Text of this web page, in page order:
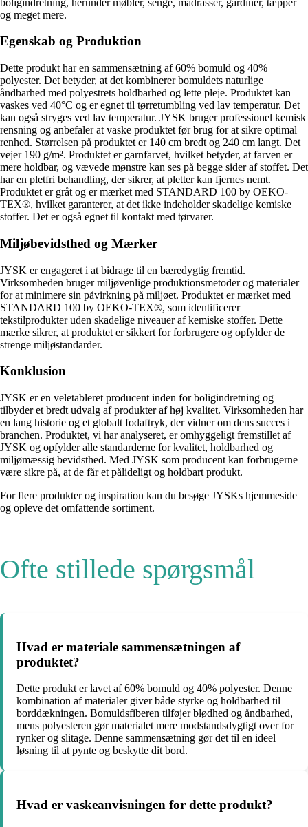
og meget mere.
Egenskab og Produktion
Dette produkt har en sammensætning af 60% bomuld og 40%
polyester. Det betyder, at det kombinerer bomuldets naturlige
åndbarhed med polyestrets holdbarhed og lette pleje. Produktet kan
vaskes ved 40°C og er egnet til tørretumbling ved lav temperatur. Det
kan også stryges ved lav temperatur. JYSK bruger professionel kemisk
rensning og anbefaler at vaske produktet før brug for at sikre optimal
renhed. Størrelsen på produktet er 140 cm bredt og 240 cm langt. Det
vejer 190 g/m². Produktet er garnfarvet, hvilket betyder, at farven er
mere holdbar, og vævede mønstre kan ses på begge sider af stoffet. Det
har en pletfri behandling, der sikrer, at pletter kan fjernes nemt.
Produktet er gråt og er mærket med STANDARD 100 by OEKO-
TEX®, hvilket garanterer, at det ikke indeholder skadelige kemiske
stoffer. Det er også egnet til kontakt med tørvarer.
Miljøbevidsthed og Mærker
JYSK er engageret i at bidrage til en bæredygtig fremtid.
Virksomheden bruger miljøvenlige produktionsmetoder og materialer
for at minimere sin påvirkning på miljøet. Produktet er mærket med
STANDARD 100 by OEKO-TEX®, som identificerer
tekstilprodukter uden skadelige niveauer af kemiske stoffer. Dette
mærke sikrer, at produktet er sikkert for forbrugere og opfylder de
strenge miljøstandarder.
Konklusion
JYSK er en veletableret producent inden for boligindretning og
tilbyder et bredt udvalg af produkter af høj kvalitet. Virksomheden har
en lang historie og et globalt fodaftryk, der vidner om dens succes i
branchen. Produktet, vi har analyseret, er omhyggeligt fremstillet af
JYSK og opfylder alle standarderne for kvalitet, holdbarhed og
miljømæssig bevidsthed. Med JYSK som producent kan forbrugerne
være sikre på, at de får et pålideligt og holdbart produkt.
For flere produkter og inspiration kan du besøge JYSKs hjemmeside
og opleve det omfattende sortiment.
Ofte stillede spørgsmål
Hvad er materiale sammensætningen af
produktet?
Dette produkt er lavet af 60% bomuld og 40% polyester. Denne
kombination af materialer giver både styrke og holdbarhed til
borddækningen. Bomuldsfiberen tilføjer blødhed og åndbarhed,
mens polyesteren gør materialet mere modstandsdygtigt over for
rynker og slitage. Denne sammensætning gør det til en ideel
løsning til at pynte og beskytte dit bord.
Hvad er vaskeanvisningen for dette produkt?